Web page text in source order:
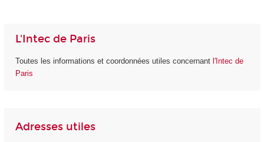
L'Intec de Paris
Toutes les informations et coordonnées utiles concernant l'Intec de
Paris
Adresses utiles